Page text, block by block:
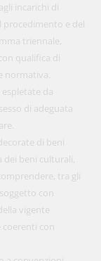
incarichi di
e del
triennale,
qualifica di
normativa.
da
di adeguata
di beni
beni culturali,
tra gli
con
vigente
coerenti con